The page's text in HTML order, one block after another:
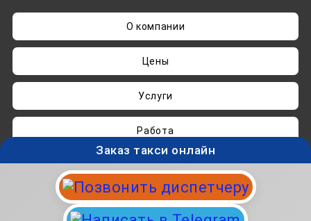
О компании
Цены
Услуги
Работа
Нашли ошибку? Пишите наadmin@taksisvo.ru
Такси для СВОих - taksisvo.ru © 05.2025-2026.
Вся информация на данном сайте носит
Заказ такси онлайн